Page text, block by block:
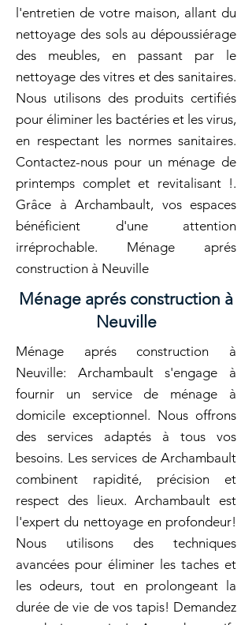
l'entretien de votre maison, allant du
nettoyage des sols au dépoussiérage
des meubles, en passant par le
nettoyage des vitres et des sanitaires.
Nous utilisons des produits certifiés
pour éliminer les bactéries et les virus,
en respectant les normes sanitaires.
Contactez-nous pour un ménage de
printemps complet et revitalisant !.
Grâce à Archambault, vos espaces
bénéficient d'une attention
irréprochable. Ménage aprés
construction à Neuville
Ménage aprés construction à
Neuville
Ménage aprés construction à
Neuville: Archambault s'engage à
fournir un service de ménage à
domicile exceptionnel. Nous offrons
des services adaptés à tous vos
besoins. Les services de Archambault
combinent rapidité, précision et
respect des lieux. Archambault est
l'expert du nettoyage en profondeur!
Nous utilisons des techniques
avancées pour éliminer les taches et
les odeurs, tout en prolongeant la
durée de vie de vos tapis! Demandez